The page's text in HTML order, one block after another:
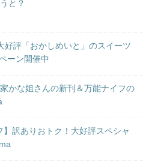
と？
好評「おかしめいと」のスイーツ
ーン開催中
かな姐さんの新刊＆万能ナイフの
】訳ありおトク！大好評スペシャ